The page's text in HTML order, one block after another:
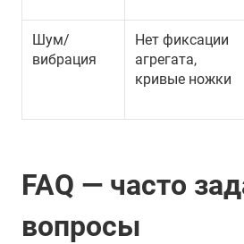
Шум/
вибрация
Нет фиксации
агрегата,
кривые ножки
FAQ — часто
вопросы